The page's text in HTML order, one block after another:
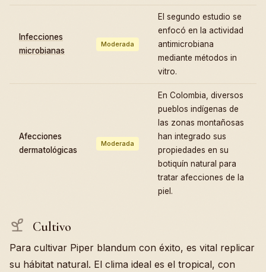
Infecciones
microbianas
Moderada
El segundo estudio se
enfocó en la actividad
antimicrobiana
mediante métodos in
vitro.
Afecciones
dermatológicas
Moderada
En Colombia, diversos
pueblos indígenas de
las zonas montañosas
han integrado sus
propiedades en su
botiquín natural para
tratar afecciones de la
piel.
Cultivo
Para cultivar Piper blandum con éxito, es vital replicar
su hábitat natural. El clima ideal es el tropical, con